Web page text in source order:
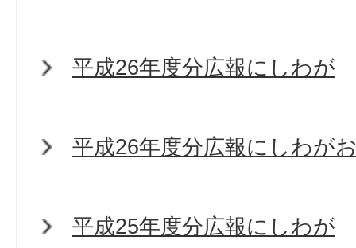
平成26年度分広報にしわが
平成26年度分広報にしわが
平成25年度分広報にしわが